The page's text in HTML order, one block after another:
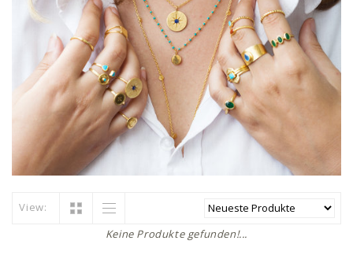
View:
Keine Produkte gefunden!...